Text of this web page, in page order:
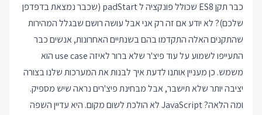
כבר תקן ES8 שכולל פונקציה ל padStart (שכבר נמצאת בדפדפן
שלכם)? לא יודע אם זה רק אני אבל עושה רושם שבגלל המהירות
שהתקנים האלה התקדמו בהם בשנתיים האחרונות, אנשים כבר
התעייפו לשמוע על עוד פיצ'ר שלא ברור לאיזה use case הוא
משמש. כן מעניין אותנו לדעת איך לבנות את המערכות שלנו בצורה
יציבה יותר שלא תישבר, אבל מבחינת פיצ'רים נראה שיש מספיק.
ומה הלאה? JavaScript לא הולכת לשום מקום. היא עדיין השפה